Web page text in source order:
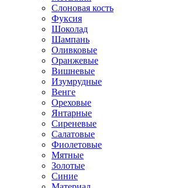
Слоновая кость
Фуксия
Шоколад
Шампань
Оливковые
Оранжевые
Вишневые
Изумрудные
Венге
Ореховые
Янтарные
Сиреневые
Салатовые
Фиолетовые
Мятные
Золотые
Синие